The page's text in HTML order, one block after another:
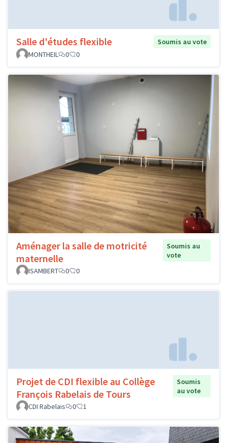
Salle d'études flexible
Soumis au vote
MONTHEIL
0 0
Aménager la salle de motricité
maternelle
Soumis au
vote
ISAMBERT
0 0
Projet de CDI flexible au Collège
François Rabelais de Tours
Soumis
au vote
CDI Rabelais
0 1